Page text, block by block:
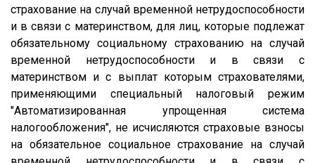
страхование на случай временной нетрудоспособности
и в связи с материнством, для лиц, которые подлежат
обязательному социальному страхованию на случай
временной нетрудоспособности и в связи с
материнством и с выплат которым страхователями,
применяющими специальный налоговый режим
"Автоматизированная упрощенная система
налогообложения", не исчисляются страховые взносы
на обязательное социальное страхование на случай